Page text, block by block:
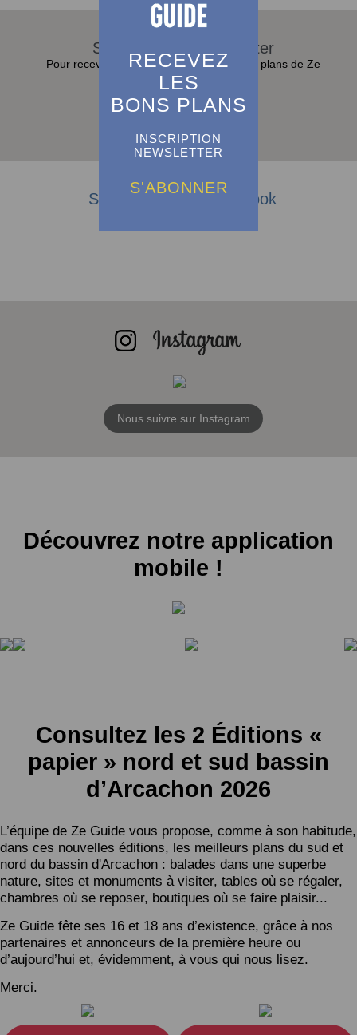
RECEVEZ
LES
BONS PLANS
INSCRIPTION
NEWSLETTER
S'ABONNER
S'abonner à la Newsletter
Pour recevoir toutes les actualités et bons plans de Ze
Guide dans sa boite e-mail :
Suivez-nous sur Facebook
Nous suivre sur Instagram
Découvrez notre application
mobile !
Consultez les 2 Éditions «
papier » nord et sud bassin
d’Arcachon 2026
L’équipe de Ze Guide vous propose, comme à son habitude,
dans ces nouvelles éditions, les meilleurs plans du sud et
nord du bassin d'Arcachon : balades dans une superbe
nature, sites et monuments à visiter, tables où se régaler,
chambres où se reposer, boutiques où se faire plaisir...
Ze Guide fête ses 16 et 18 ans d’existence, grâce à nos
partenaires et annonceurs de la première heure ou
d’aujourd’hui et, évidemment, à vous qui nous lisez.
Merci.